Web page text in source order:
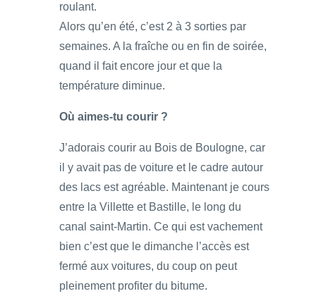
roulant.
Alors qu’en été, c’est 2 à 3 sorties par
semaines. A la fraîche ou en fin de soirée,
quand il fait encore jour et que la
température diminue.
Où aimes-tu courir ?
J’adorais courir au Bois de Boulogne, car
il y avait pas de voiture et le cadre autour
des lacs est agréable. Maintenant je cours
entre la Villette et Bastille, le long du
canal saint-Martin. Ce qui est vachement
bien c’est que le dimanche l’accès est
fermé aux voitures, du coup on peut
pleinement profiter du bitume.